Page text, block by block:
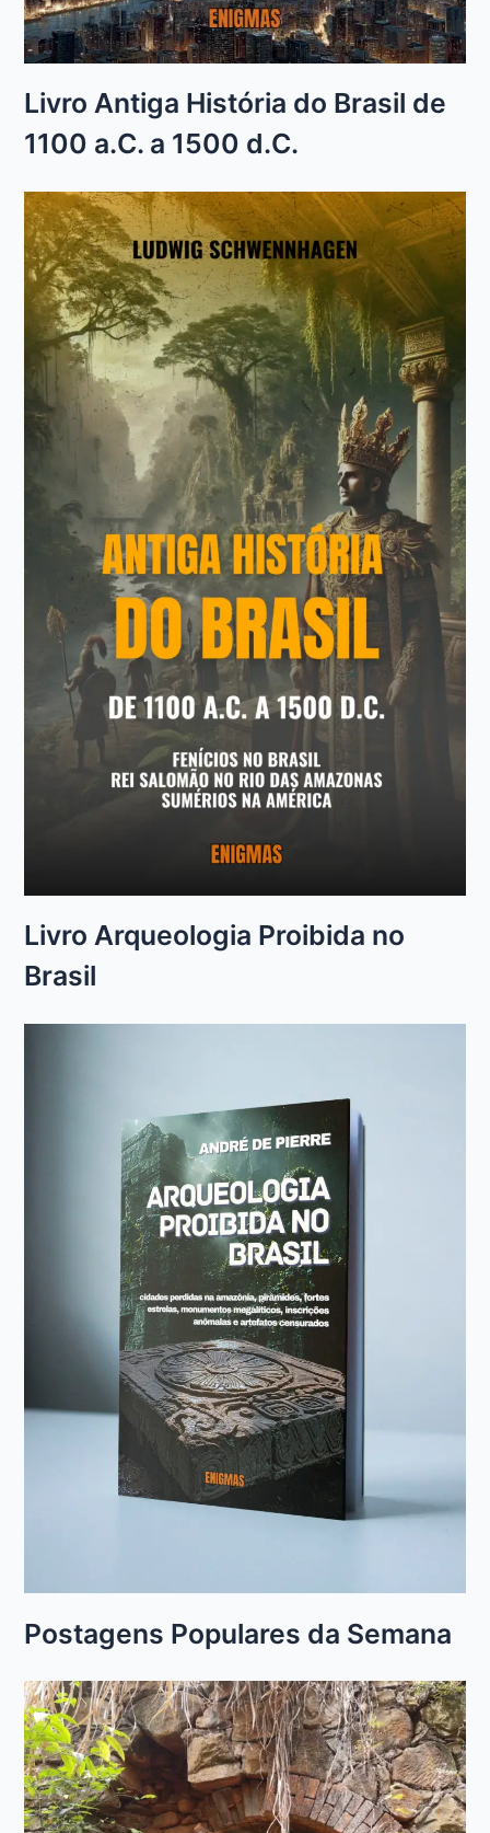
Livro Antiga História do Brasil de
1100 a.C. a 1500 d.C.
Livro Arqueologia Proibida no
Brasil
Postagens Populares da Semana